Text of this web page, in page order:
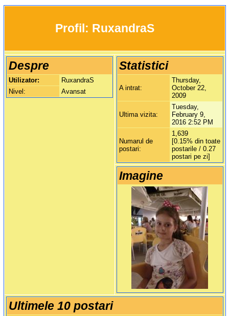
		Profil:
RuxandraS
Despre
Utilizator:
RuxandraS
Nivel:
Avansat
Statistici
A intrat:
Thursday,
October 22,
2009
Ultima vizita:
Tuesday,
February 9,
2016 2:52 PM
Numarul de
postari:
1,639
[0.15% din toate
postarile / 0.27
postari pe zi]
Imagine
Ultimele 10 postari